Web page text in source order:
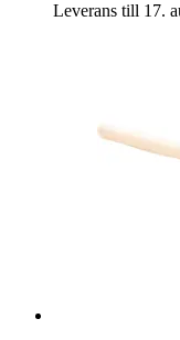
Leverans till 17.